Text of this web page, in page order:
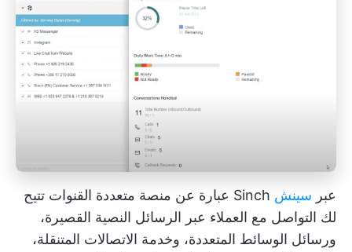
عبر سينش
Sinch عبارة عن منصة متعددة القنوات تتيح
لك التواصل مع العملاء عبر الرسائل النصية القصيرة،
ورسائل الوسائط المتعددة، وخدمة الاتصالات المتنقلة،